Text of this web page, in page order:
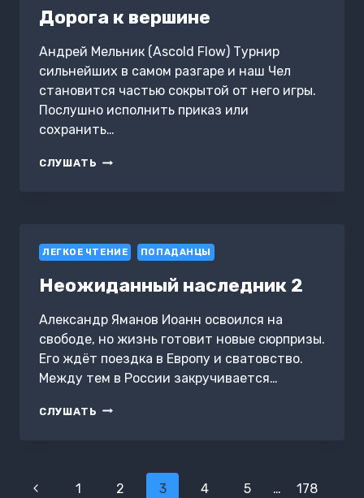
Дорога к вершине
Андрей Мельник (Ascold Flow) Турнир
сильнейших в самом разгаре и наш Чел
становится частью сокрытой от него игры.
Послушно исполнить приказ или
сохранить…
СЛУШАТЬ #REALRPG.
ЛЕГКОЕ ЧТЕНИЕ ПОПАДАНЦЫ
Неожиданный наследник 2
Александр Яманов Иоанн освоился на
свободе, но жизнь готовит новые сюрпризы.
Его ждёт поездка в Европу и сватовство.
Между тем в России закручивается…
СЛУШАТЬ НЕОЖИДАННЫЙ
Навигация
Предыдущая
1 2 3 4 5 … 178